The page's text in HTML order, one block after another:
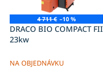
4 711 € –10 %
DRACO BIO COMPACT FII
23kw
NA OBJEDNÁVKU